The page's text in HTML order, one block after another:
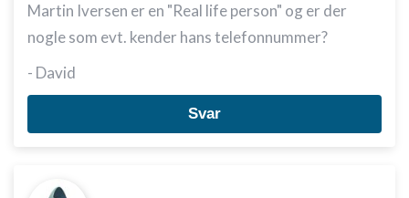
Martin Iversen er en "Real life person" og er der
nogle som evt. kender hans telefonnummer?
- David
Svar